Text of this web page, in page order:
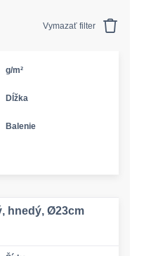
Vymazať filter
g/m²
Dĺžka
Balenie
hnedý, Ø23cm